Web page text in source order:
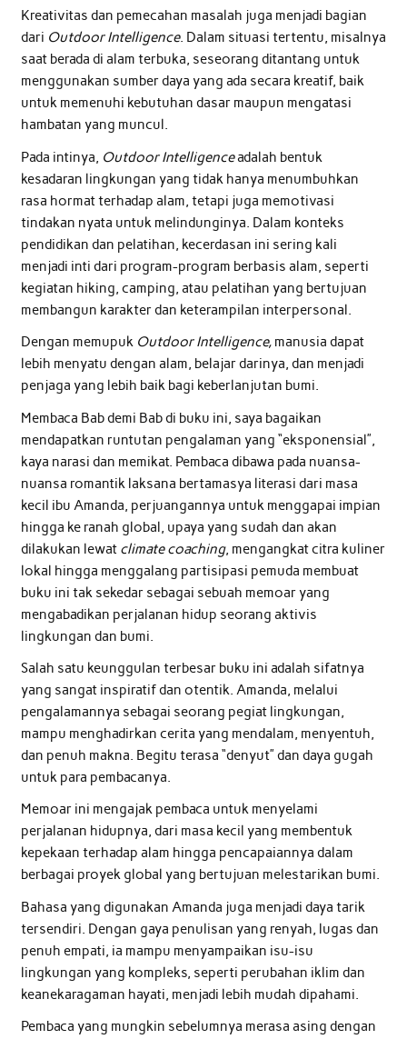
Kreativitas dan pemecahan masalah juga menjadi bagian
dari Outdoor Intelligence. Dalam situasi tertentu, misalnya
saat berada di alam terbuka, seseorang ditantang untuk
menggunakan sumber daya yang ada secara kreatif, baik
untuk memenuhi kebutuhan dasar maupun mengatasi
hambatan yang muncul.
Pada intinya, Outdoor Intelligenceadalah bentuk
kesadaran lingkungan yang tidak hanya menumbuhkan
rasa hormat terhadap alam, tetapi juga memotivasi
tindakan nyata untuk melindunginya. Dalam konteks
pendidikan dan pelatihan, kecerdasan ini sering kali
menjadi inti dari program-program berbasis alam, seperti
kegiatan hiking, camping, atau pelatihan yang bertujuan
membangun karakter dan keterampilan interpersonal.
Dengan memupuk Outdoor Intelligence,manusia dapat
lebih menyatu dengan alam, belajar darinya, dan menjadi
penjaga yang lebih baik bagi keberlanjutan bumi.
Membaca Bab demi Bab di buku ini, saya bagaikan
mendapatkan runtutan pengalaman yang “eksponensial”,
kaya narasi dan memikat. Pembaca dibawa pada nuansa-
nuansa romantik laksana bertamasya literasi dari masa
kecil ibu Amanda, perjuangannya untuk menggapai impian
hingga ke ranah global, upaya yang sudah dan akan
dilakukan lewat climate coaching, mengangkat citra kuliner
lokal hingga menggalang partisipasi pemuda membuat
buku ini tak sekedar sebagai sebuah memoar yang
mengabadikan perjalanan hidup seorang aktivis
lingkungan dan bumi.
Salah satu keunggulan terbesar buku ini adalah sifatnya
yang sangat inspiratif dan otentik. Amanda, melalui
pengalamannya sebagai seorang pegiat lingkungan,
mampu menghadirkan cerita yang mendalam, menyentuh,
dan penuh makna. Begitu terasa “denyut” dan daya gugah
untuk para pembacanya.
Memoar ini mengajak pembaca untuk menyelami
perjalanan hidupnya, dari masa kecil yang membentuk
kepekaan terhadap alam hingga pencapaiannya dalam
berbagai proyek global yang bertujuan melestarikan bumi.
Bahasa yang digunakan Amanda juga menjadi daya tarik
tersendiri. Dengan gaya penulisan yang renyah, lugas dan
penuh empati, ia mampu menyampaikan isu-isu
lingkungan yang kompleks, seperti perubahan iklim dan
keanekaragaman hayati, menjadi lebih mudah dipahami.
Pembaca yang mungkin sebelumnya merasa asing dengan